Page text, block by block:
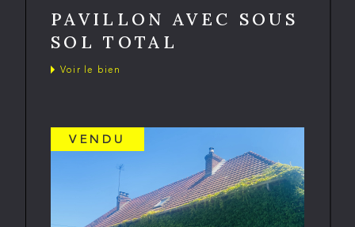
PAVILLON AVEC SOUS
SOL TOTAL
Voir le bien
VENDU